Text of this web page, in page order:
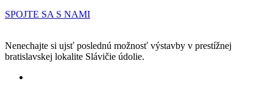
SPOJTE SA S NAMI
Nenechajte si ujsť poslednú možnosť výstavby v prestížnej
bratislavskej lokalite Slávičie údolie.